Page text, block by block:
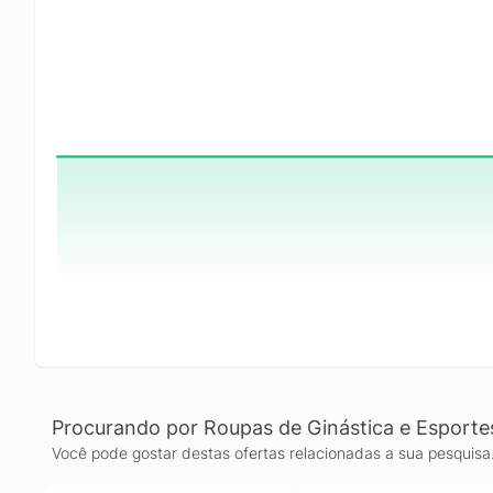
Procurando por Roupas de Ginástica e
Você pode gostar destas ofertas relacionadas a sua